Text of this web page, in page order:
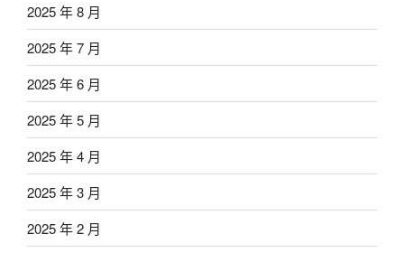
2025 年 8 月
2025 年 7 月
2025 年 6 月
2025 年 5 月
2025 年 4 月
2025 年 3 月
2025 年 2 月